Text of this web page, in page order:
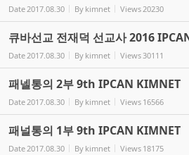
Date2017.08.30 By kimnet Views20230
큐바선교 전재덕 선교사 2016
Date2017.08.30 By kimnet Views30111
패넬통의 2부 9th IPCAN KIMNET
Date2017.08.30 By kimnet Views 16566
패널통의 1부 9th IPCAN KIMNET
Date2017.08.30 By kimnet Views 18175